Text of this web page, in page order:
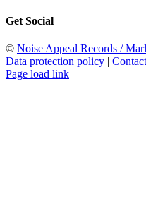
Get Social
© Noise Appeal Records /
Data protection policy | Contact
Page load link